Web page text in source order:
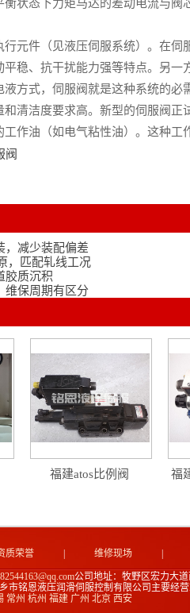
状态下力矩马达的差动电流与
件（见液压伺服系统）。在伺
稳、抗干扰能力强等特点。另
方式，伺服阀就是这种系统的必
洁度要求高。新型的伺服阀正
作油（如电气粘性油）。这种工
阀
，减少装配偏差
，匹配轧线工况
胶质沉积
维保周期有区分
福建atos比例阀
福
质荣誉 维修现场
公司地址：牧野区宏力大
铭恩液压润滑伺服控制有限公司主要经营
常州 杭州 福建 广州 北京 西安